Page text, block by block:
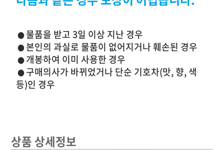
● 물품을 받고 3일 이상 지난 경우
●본인의 과실로 물품이 없어지거나 훼손된 경우
● 개봉하여 이미 사용한 경우
● 구매의사가 바뀌었거나 단순 기호차(맛, 향, 색
등)인 경우
상품 상세정보